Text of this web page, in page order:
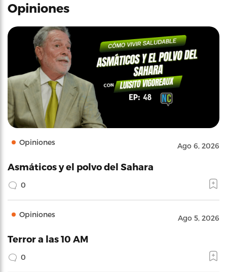
Opiniones
Opiniones Ago 6, 2026
Asmáticos y el polvo del Sahara
0
Opiniones Ago 5, 2026
Terror a las 10 AM
0